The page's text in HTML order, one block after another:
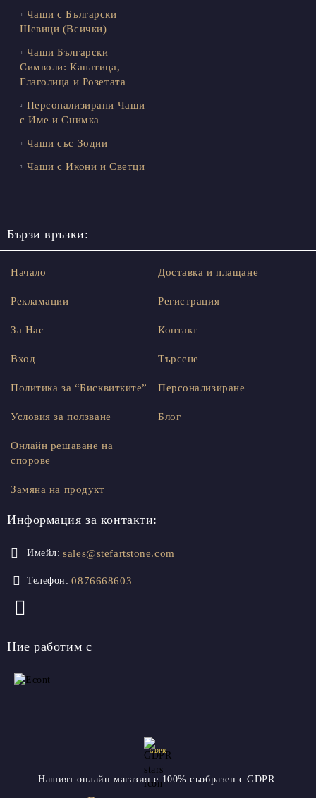
Чаши с Български
Шевици (Всички)
Чаши Български
Символи: Канатица,
Глаголица и Розетата
Персонализирани Чаши
с Име и Снимка
Чаши със Зодии
Чаши с Икони и Светци
Бързи връзки:
Начало
Рекламации
За Нас
Вход
Доставка и плащане
Регистрация
Контакт
Търсене
Политика за “Бисквитките”
Условия за ползване
Онлайн решаване на
спорове
Замяна на продукт
Персонализиране
Блог
Информация за контакти:
Имейл: sales@stefartstone.com
Телефон: 0876668603
Ние работим с
GDPR
Нашият онлайн магазин е 100% съобразен с GDPR.